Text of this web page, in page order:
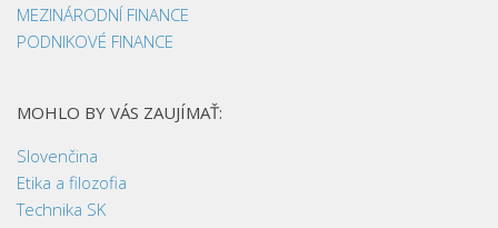
MEZINÁRODNÍ FINANCE
PODNIKOVÉ FINANCE
MOHLO BY VÁS ZAUJÍMAŤ:
Slovenčina
Etika a filozofia
Technika SK